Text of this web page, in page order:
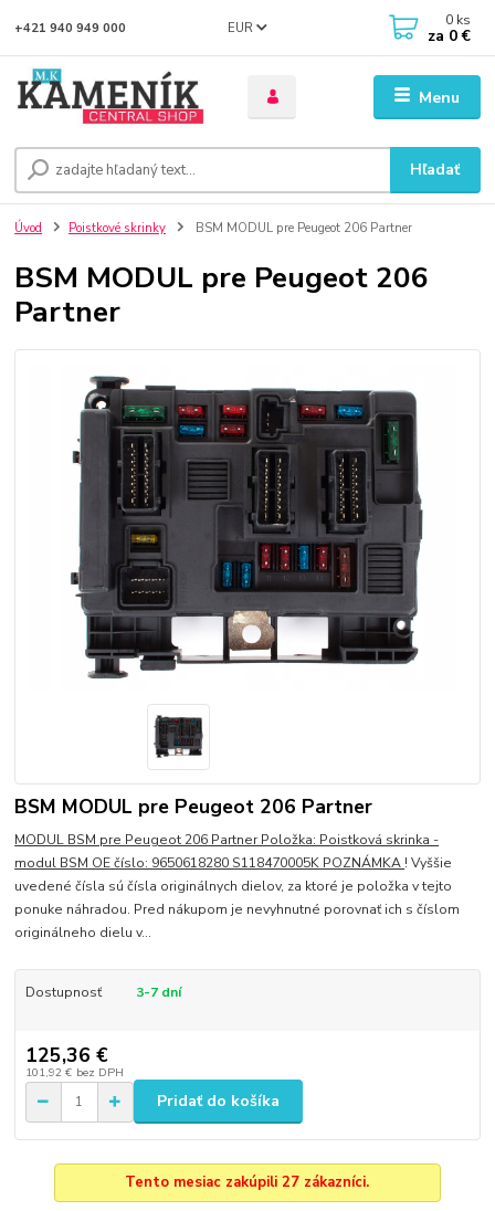
Menu
EUR
Hľadať
+421 940 949 000 0 ks
za 0 €
Úvod Poistkové skrinky BSM MODUL pre Peugeot 206 Partner
BSM MODUL pre Peugeot 206
Partner
BSM MODUL pre Peugeot 206 Partner
MODUL BSM pre Peugeot 206 Partner Položka: Poistková skrinka -
modul BSM OE číslo: 9650618280 S118470005K POZNÁMKA ! Vyššie
uvedené čísla sú čísla originálnych dielov, za ktoré je položka v tejto
ponuke náhradou. Pred nákupom je nevyhnutné porovnať ich s číslom
originálneho dielu v...
Dostupnosť 3-7 dní
125,36 €
101,92 € bez DPH
Pridať do košíka
Tento mesiac zakúpili 27 zákazníci.